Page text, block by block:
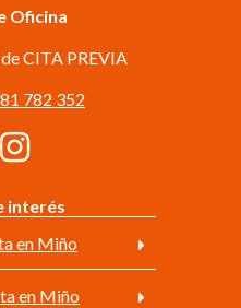
Oficina
CITA PREVIA
782 352
interés
en Miño
en Miño